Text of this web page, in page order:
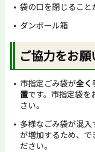
袋の口を閉じること
ダンボール箱
ご協力をお
市指定ごみ袋が全く
置です。市指定袋
さい。
多様なごみ袋が混
が増加するため、で
ださい。